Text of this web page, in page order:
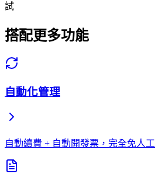
試
搭配更多功能
自動化管理
自動續費 + 自動開發票，完全免人工